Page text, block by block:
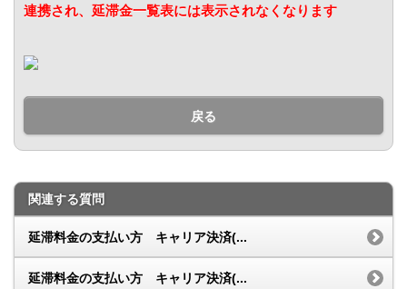
連携され、延滞金一覧表には表示されなくなります
戻る
関連する質問
延滞料金の支払い方 キャリア決済(...
延滞料金の支払い方 キャリア決済(...